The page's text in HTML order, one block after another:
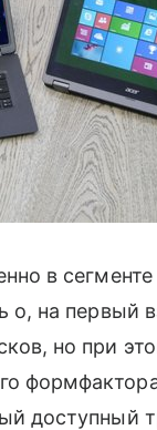
в
о, на
но при
доступный